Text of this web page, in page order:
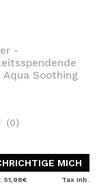
-
Aqua Soothing
(0)
MICH
51,98€ Tax Inb.